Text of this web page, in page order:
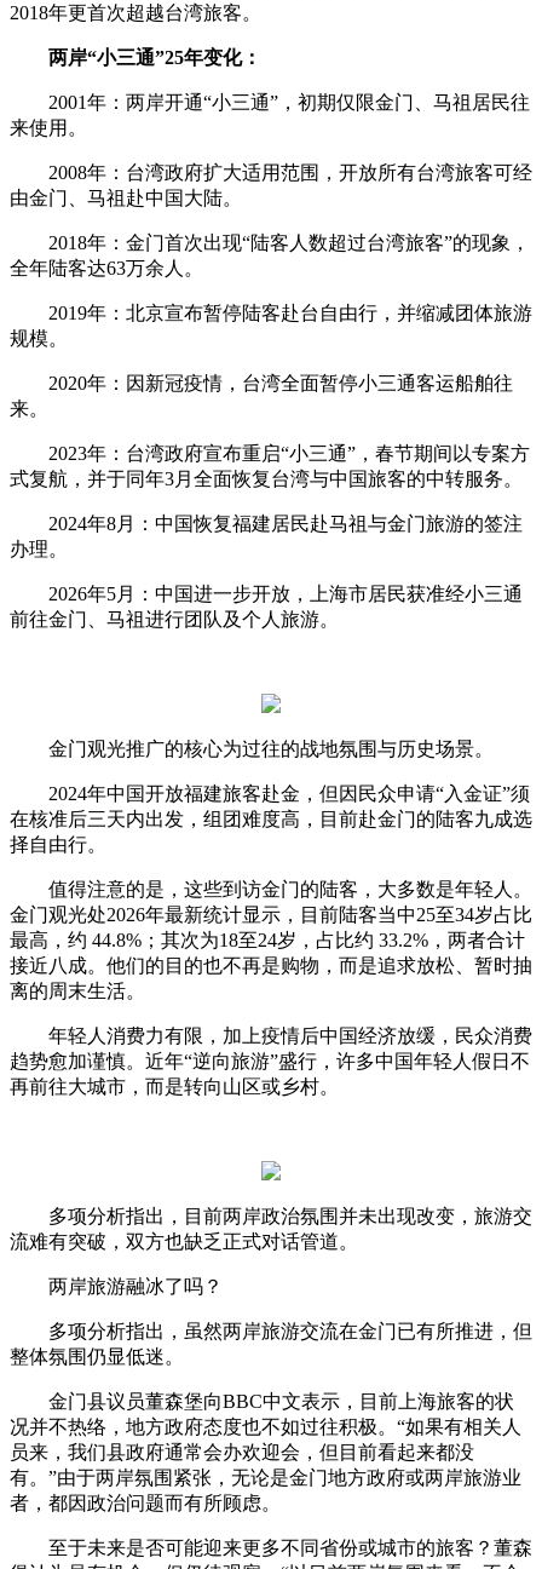
2018年更首次超越台湾旅客。
两岸“小三通”25年变化：
2001年：两岸开通“小三通”，初期仅限金门、马祖居民往
来使用。
2008年：台湾政府扩大适用范围，开放所有台湾旅客可经
由金门、马祖赴中国大陆。
2018年：金门首次出现“陆客人数超过台湾旅客”的现象，
全年陆客达63万余人。
2019年：北京宣布暂停陆客赴台自由行，并缩减团体旅游
规模。
2020年：因新冠疫情，台湾全面暂停小三通客运船舶往
来。
2023年：台湾政府宣布重启“小三通”，春节期间以专案方
式复航，并于同年3月全面恢复台湾与中国旅客的中转服务。
2024年8月：中国恢复福建居民赴马祖与金门旅游的签注
办理。
2026年5月：中国进一步开放，上海市居民获准经小三通
前往金门、马祖进行团队及个人旅游。
金门观光推广的核心为过往的战地氛围与历史场景。
2024年中国开放福建旅客赴金，但因民众申请“入金证”须
在核准后三天内出发，组团难度高，目前赴金门的陆客九成选
择自由行。
值得注意的是，这些到访金门的陆客，大多数是年轻人。
金门观光处2026年最新统计显示，目前陆客当中25至34岁占比
最高，约 44.8%；其次为18至24岁，占比约 33.2%，两者合计
接近八成。他们的目的也不再是购物，而是追求放松、暂时抽
离的周末生活。
年轻人消费力有限，加上疫情后中国经济放缓，民众消费
趋势愈加谨慎。近年“逆向旅游”盛行，许多中国年轻人假日不
再前往大城市，而是转向山区或乡村。
多项分析指出，目前两岸政治氛围并未出现改变，旅游交
流难有突破，双方也缺乏正式对话管道。
两岸旅游融冰了吗？
多项分析指出，虽然两岸旅游交流在金门已有所推进，但
整体氛围仍显低迷。
金门县议员董森堡向BBC中文表示，目前上海旅客的状
况并不热络，地方政府态度也不如过往积极。“如果有相关人
员来，我们县政府通常会办欢迎会，但目前看起来都没
有。”由于两岸氛围紧张，无论是金门地方政府或两岸旅游业
者，都因政治问题而有所顾虑。
至于未来是否可能迎来更多不同省份或城市的旅客？董森